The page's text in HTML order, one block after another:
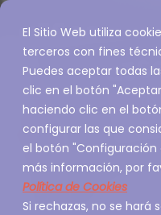
El Sitio Web utiliza
terceros con fines
Puedes aceptar todas
clic en el botón
haciendo clic en el
configurar las que
el botón "Configuración
más información, por
Política de Cookies
Si rechazas, no se hará